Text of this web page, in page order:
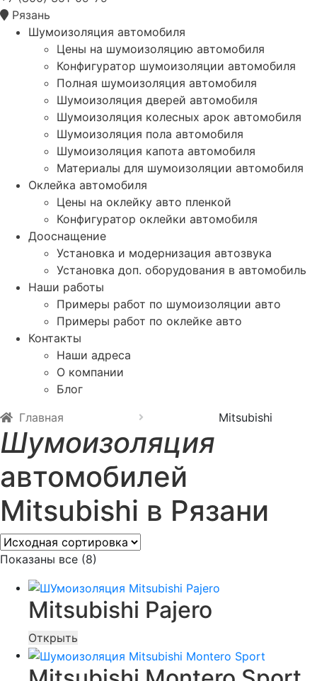
Рязань
Шумоизоляция автомобиля
Цены на шумоизоляцию автомобиля
Конфигуратор шумоизоляции автомобиля
Полная шумоизоляция автомобиля
Шумоизоляция дверей автомобиля
Шумоизоляция колесных арок автомобиля
Шумоизоляция пола автомобиля
Шумоизоляция капота автомобиля
Материалы для шумоизоляции автомобиля
Оклейка автомобиля
Цены на оклейку авто пленкой
Конфигуратор оклейки автомобиля
Дооснащение
Установка и модернизация автозвука
Установка доп. оборудования в автомобиль
Наши работы
Примеры работ по шумоизоляции авто
Примеры работ по оклейке авто
Контакты
Наши адреса
О компании
Блог
Главная
Mitsubishi
Шумоизоляция
автомобилей
Mitsubishi в Рязани
Показаны все (8)
Mitsubishi Pajero
Открыть